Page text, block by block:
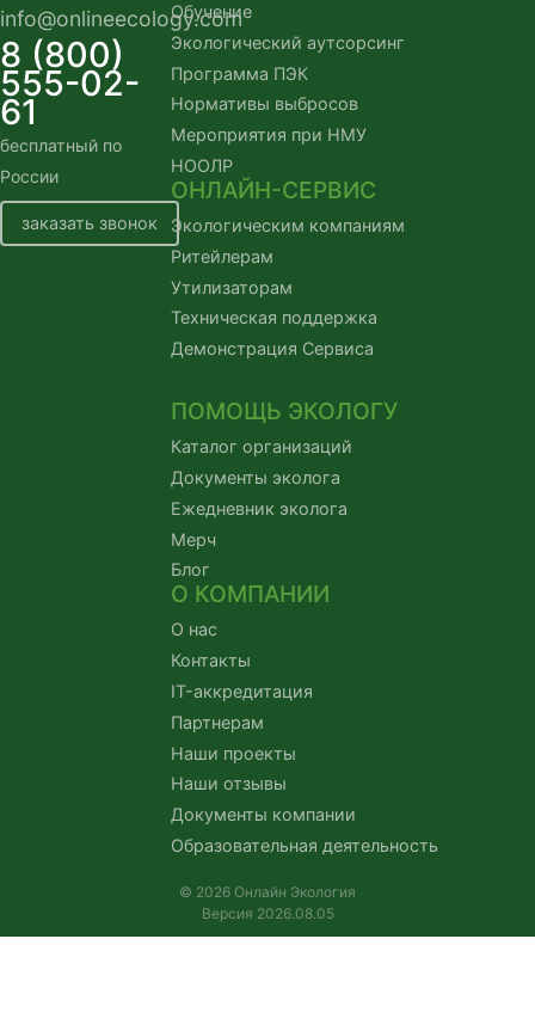
info@onlineecology.com
8 (800)
555-02-
61
бесплатный по
России
заказать звонок
Обучение
Экологический аутсорсинг
Программа ПЭК
Нормативы выбросов
Мероприятия при НМУ
НООЛР
ОНЛАЙН-СЕРВИС
Экологическим компаниям
Ритейлерам
Утилизаторам
Техническая поддержка
Демонстрация Сервиса
ПОМОЩЬ ЭКОЛОГУ
Каталог организаций
Документы эколога
Ежедневник эколога
Мерч
Блог
О КОМПАНИИ
О нас
Контакты
IT-аккредитация
Партнерам
Наши проекты
Наши отзывы
Документы компании
Образовательная деятельность
© 2026 Онлайн Экология
Версия 2026.08.05